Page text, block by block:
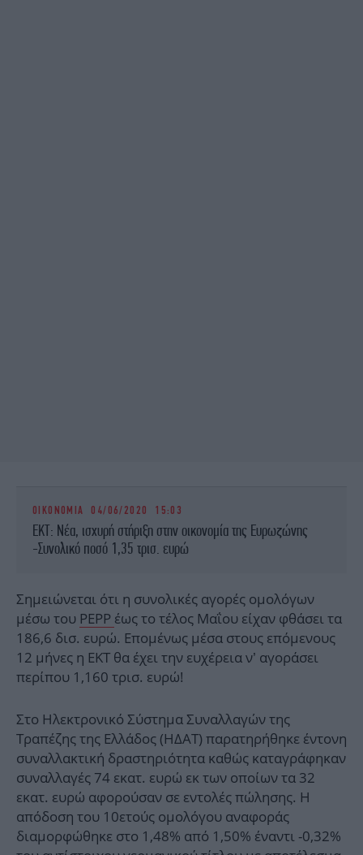
ΟΙΚΟΝΟΜΙΑ 04/06/2020 15:03
ΕΚΤ: Νέα, ισχυρή στήριξη στην οικονομία της Ευρωζώνης
-Συνολικό ποσό 1,35 τρισ. ευρώ
Σημειώνεται ότι η συνολικές αγορές ομολόγων
μέσω του PEPP έως το τέλος Μαΐου είχαν φθάσει τα
186,6 δισ. ευρώ. Επομένως μέσα στους επόμενους
12 μήνες η ΕΚΤ θα έχει την ευχέρεια ν’ αγοράσει
περίπου 1,160 τρισ. ευρώ!
Στο Ηλεκτρονικό Σύστημα Συναλλαγών της
Τραπέζης της Ελλάδος (ΗΔΑΤ) παρατηρήθηκε έντονη
συναλλακτική δραστηριότητα καθώς καταγράφηκαν
συναλλαγές 74 εκατ. ευρώ εκ των οποίων τα 32
εκατ. ευρώ αφορούσαν σε εντολές πώλησης. Η
απόδοση του 10ετούς ομολόγου αναφοράς
διαμορφώθηκε στο 1,48% από 1,50% έναντι -0,32%